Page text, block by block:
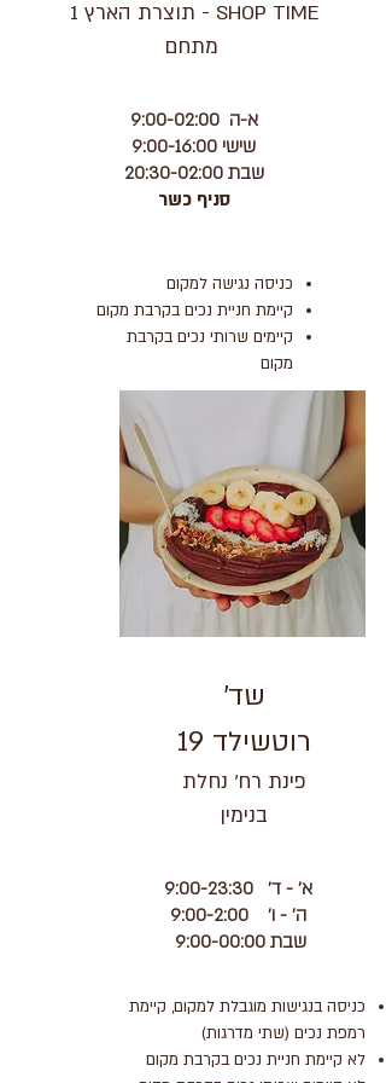
תוצרת הארץ 1 - SHOP TIME
א-ה 9:00-02:00
שישי 9:00-16:00
שבת 20:30-02:00
סניף כשר
כניסה נגישה למקום
קיימת חניית נכים בקרבת מקום
קיימים שרותי נכים בקרבת
מקום
שד'
רוטשילד 19
פינת רח׳ נחלת
בנימין
א' - ד' 9:00-23:30
ה' - ו' 9:00-2:00
שבת 9:00-00:00
כניסה בנגישות מוגבלת למקום, קיימת
רמפת נכים (שתי מדרגות)
לא קיימת חניית נכים בקרבת מקום